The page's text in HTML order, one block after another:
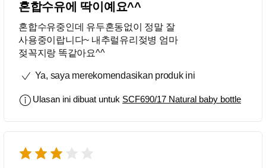
혼합수유에 딱이예요^^
혼합수유중인데 유두혼동없이 정말 잘
사용중이랍니다~ 내추럴유리젖병 엄마
젖꼭지랑 똑같아요^^
Ya, saya merekomendasikan produk ini
Ulasan ini dibuat untuk SCF690/17 Natural baby bottle